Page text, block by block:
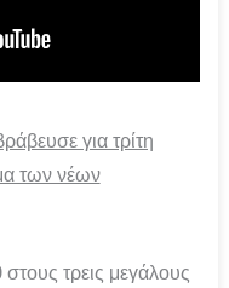
για τρίτη
των νέων
τρεις μεγάλους